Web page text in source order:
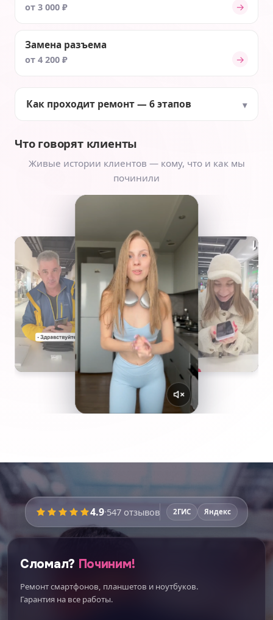
от 3 000 ₽ →
Замена разъема
от 4 200 ₽ →
Как проходит ремонт — 6 этапов
Что говорят клиенты
Живые истории клиентов — кому, что и как мы
починили
4.9·547 отзывов 2ГИС Яндекс
Сломал? Починим!
Ремонт смартфонов, планшетов и ноутбуков.
Гарантия на все работы.